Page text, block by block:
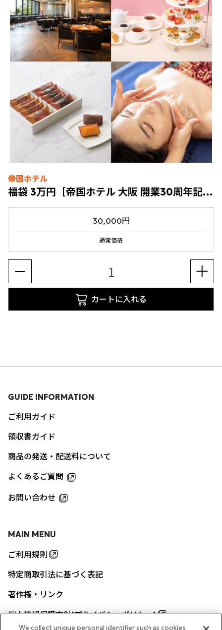
帝国ホテル
福袋 3万円［帝国ホテル 大阪 開業30周年記念］
30,000円
通常価格
カートに入れる
MAIN MENU
ご利用規則
特定商取引法に基づく表記
著作権・リンク
個人情報保護方針[プライバシーポリシー]
GUIDE INFORMATION
ご利用ガイド
領収書ガイド
商品の発送・配送料について
よくあるご質問
お問い合わせ
We collect unique personal identifier such as cookies